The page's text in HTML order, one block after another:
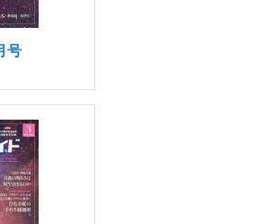
号